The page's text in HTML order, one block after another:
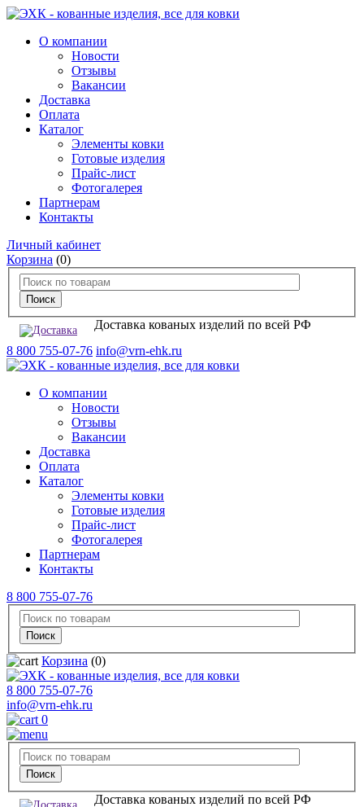
О компании
Новости
Отзывы
Вакансии
Доставка
Оплата
Каталог
Элементы ковки
Готовые изделия
Прайс-лист
Фотогалерея
Партнерам
Контакты
Личный кабинет
Корзина (0)
Доставка кованых изделий по всей РФ
8 800 755-07-76 info@vrn-ehk.ru
О компании
Новости
Отзывы
Вакансии
Доставка
Оплата
Каталог
Элементы ковки
Готовые изделия
Прайс-лист
Фотогалерея
Партнерам
Контакты
8 800 755-07-76
Корзина (0)
8 800 755-07-76
info@vrn-ehk.ru
0
Доставка кованых изделий по всей РФ